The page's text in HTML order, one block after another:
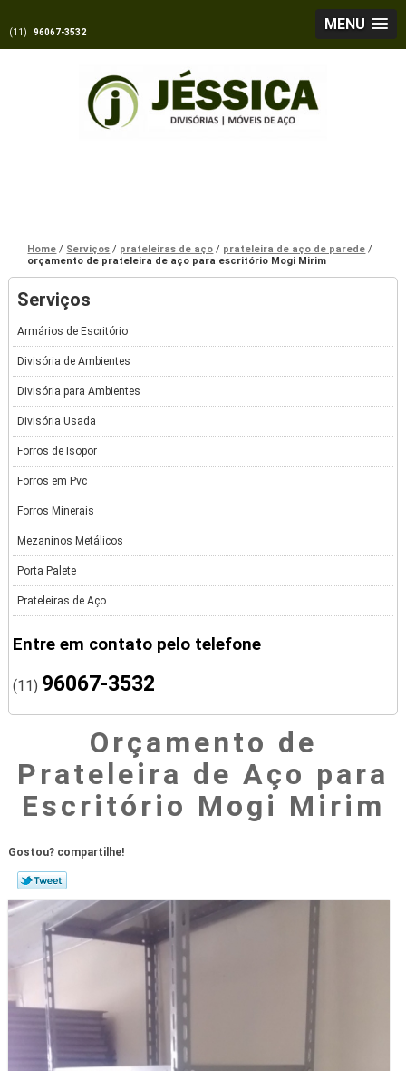
MENU
(11) 96067-3532
Home Serviços prateleiras de aço
prateleira de aço de parede
orçamento de prateleira de aço para escritório Mogi Mirim
Serviços
Armários de Escritório
Divisória de Ambientes
Divisória para Ambientes
Divisória Usada
Forros de Isopor
Forros em Pvc
Forros Minerais
Mezaninos Metálicos
Porta Palete
Prateleiras de Aço
Entre em contato pelo telefone
(11) 96067-3532
Orçamento de
Prateleira de Aço para
Escritório Mogi Mirim
Gostou? compartilhe!